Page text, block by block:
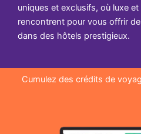
uniques et exclusifs, où luxe
rencontrent pour vous offrir
dans des hôtels prestigieux.
Cumulez des crédits de